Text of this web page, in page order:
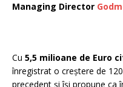
Managing Director
Cu 5,5 milioane de Euro
înregistrat o creștere de
precedent și își propune ca